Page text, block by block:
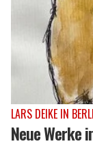
LARS DEIKE IN
Neue Werke